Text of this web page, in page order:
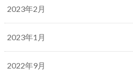
2023年2月
2023年1月
2022年9月